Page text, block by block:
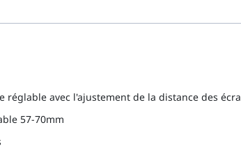
réglable avec l'ajustement de la distance des
57-70mm